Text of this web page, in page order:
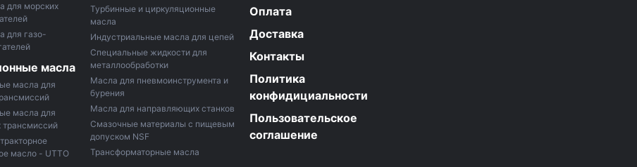
для морских
для газо-
масла
масла для
масла для
трансмиссий
масло - UTTO
Турбинные и циркуляционные
масла
Индустриальные масла для цепей
Специальные жидкости для
металлообработки
Масла для пневмоинструмента и
бурения
Масла для направляющих станков
Смазочные материалы с пищевым
допуском NSF
Трансформаторные масла
Оплата
Доставка
Контакты
Политика
конфидициальности
Пользовательское
соглашение